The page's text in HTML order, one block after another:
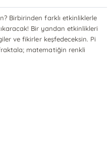
Birbirinden farklı etkinliklerle
Bir yandan etkinlikleri
ve fikirler keşfedeceksin. Pi
matematiğin renkli